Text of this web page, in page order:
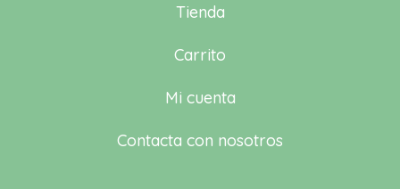
Tienda
Carrito
Mi cuenta
Contacta con nosotros